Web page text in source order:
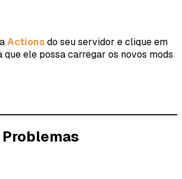
Actionsdo seu servidor e clique em
que ele possa carregar os novos mods